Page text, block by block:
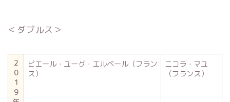
＜ダブルス＞
2
0
1
9
ピエール・ユーグ・エルベール（フラン
ス）
ニコラ・マユ
（フランス）